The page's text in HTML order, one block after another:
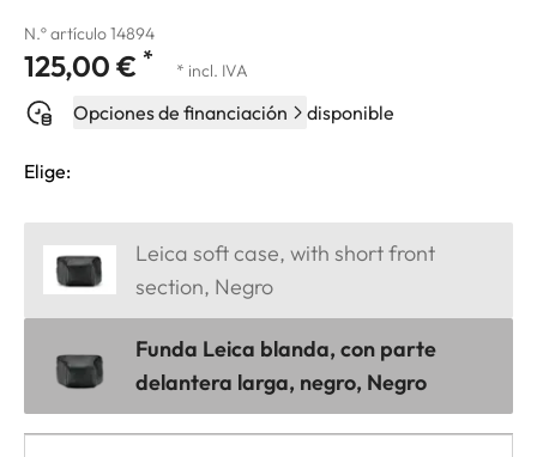
N.º artículo 14894
125,00 € * * incl. IVA
Opciones de financiación disponible
Elige:
Leica soft case, with short front
section, Negro
Funda Leica blanda, con parte
delantera larga, negro, Negro